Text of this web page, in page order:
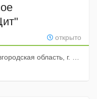
открыто
Новгород, ул. Славная, д. 51А